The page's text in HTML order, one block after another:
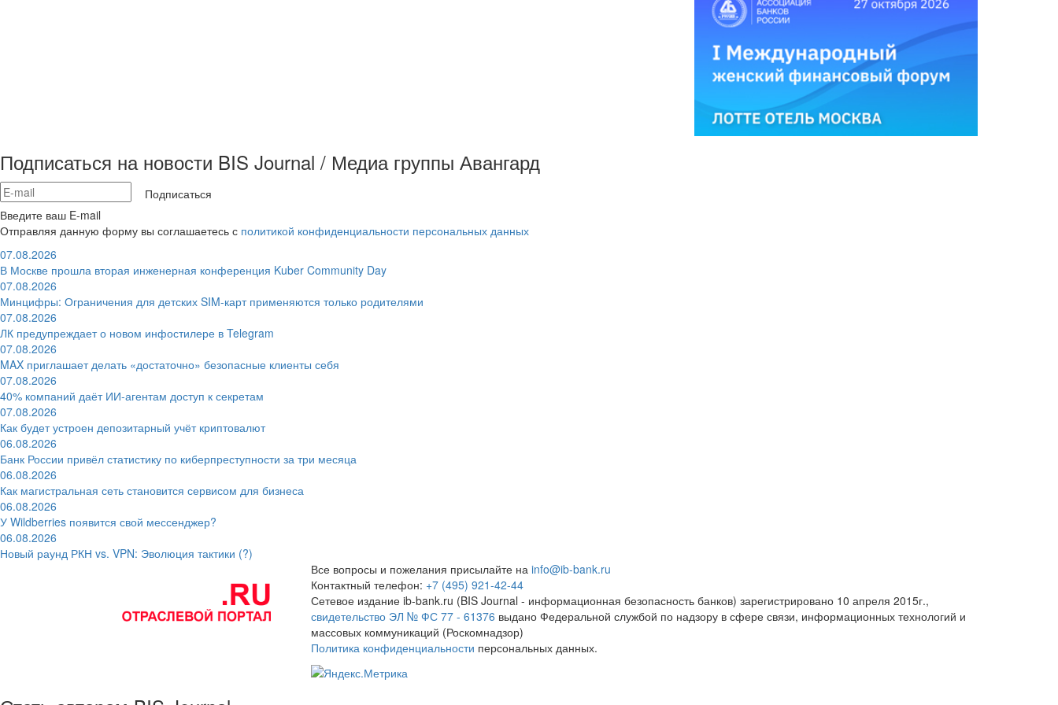
Подписаться на новости BIS Journal / Медиа группы Авангард
Подписаться
Введите ваш E-mail
Отправляя данную форму вы соглашаетесь с политикой конфиденциальности персональных данных
07.08.2026
В Москве прошла вторая инженерная конференция Kuber Community Day
07.08.2026
Минцифры: Ограничения для детских SIM-карт применяются только родителями
07.08.2026
ЛК предупреждает о новом инфостилере в Telegram
07.08.2026
MAX приглашает делать «достаточно» безопасные клиенты себя
07.08.2026
40% компаний даёт ИИ‑агентам доступ к секретам
07.08.2026
Как будет устроен депозитарный учёт криптовалют
06.08.2026
Банк России привёл статистику по киберпреступности за три месяца
06.08.2026
Как магистральная сеть становится сервисом для бизнеса
06.08.2026
У Wildberries появится свой мессенджер?
06.08.2026
Новый раунд РКН vs. VPN: Эволюция тактики (?)
Все вопросы и пожелания присылайте на info@ib-bank.ru
Контактный телефон: +7 (495) 921-42-44
Сетевое издание ib-bank.ru (BIS Journal - информационная безопасность банков) зарегистрировано 10 апреля 2015г.,
свидетельство ЭЛ № ФС 77 - 61376 выдано Федеральной службой по надзору в сфере связи, информационных технологий и
массовых коммуникаций (Роскомнадзор)
Политика конфиденциальности персональных данных.